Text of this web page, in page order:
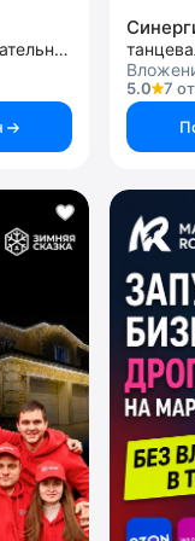
детская франшиза развлекательных центров с дрифт-картингом
5.0
7